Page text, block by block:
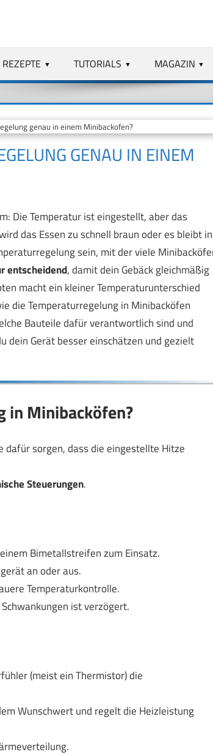
REZEPTE TUTORIALS MAGAZIN
genau in einem Minibackofen?
GENAU IN EINEM
Die Temperatur ist eingestellt, aber das
das Essen zu schnell braun oder es bleibt in
sein, mit der viele
entscheidend, damit dein Gebäck gleichmäßig
macht ein kleiner Temperaturunterschied
die Temperaturregelung in Minibacköfen
Bauteile dafür verantwortlich sind und
dein Gerät besser einschätzen und gezielt
in Minibacköfen?
dafür sorgen, dass die eingestellte Hitze
Steuerungen.
Bimetallstreifen zum Einsatz.
an oder aus.
Temperaturkontrolle.
ist verzögert.
(meist ein Thermistor) die
Wunschwert und regelt die Heizleistung